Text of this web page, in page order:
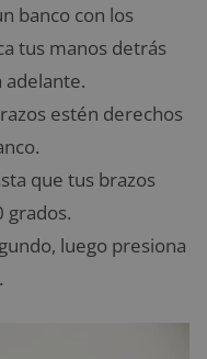
banco con los
tus manos detrás
adelante.
estén derechos
que tus brazos
grados.
luego presiona